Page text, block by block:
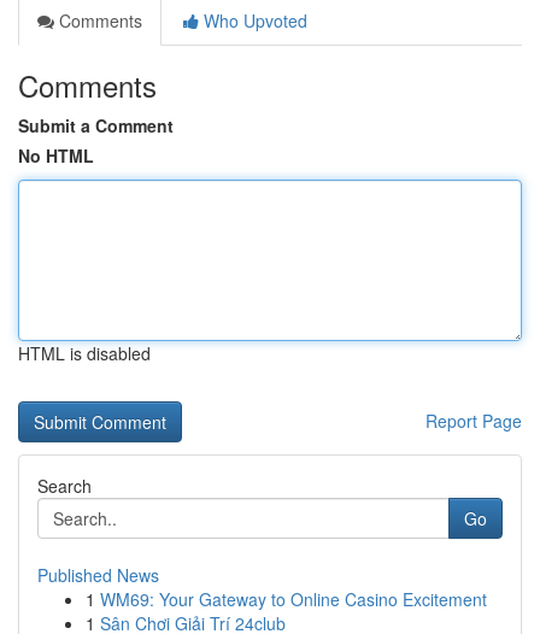
Comments
Who Upvoted
Comments
Submit a Comment
No HTML
HTML is disabled
Report Page
Search
Go
Published News
1 WM69: Your Gateway to Online Casino Excitement
1 Sân Chơi Giải Trí 24club